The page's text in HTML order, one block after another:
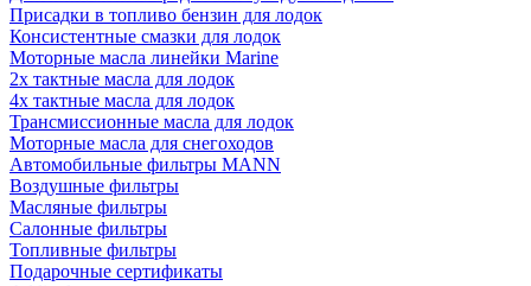
Присадки в топливо бензин для лодок
Консистентные смазки для лодок
Моторные масла линейки Marine
2х тактные масла для лодок
4х тактные масла для лодок
Трансмиссионные масла для лодок
Моторные масла для снегоходов
Автомобильные фильтры MANN
Воздушные фильтры
Масляные фильтры
Салонные фильтры
Топливные фильтры
Подарочные сертификаты